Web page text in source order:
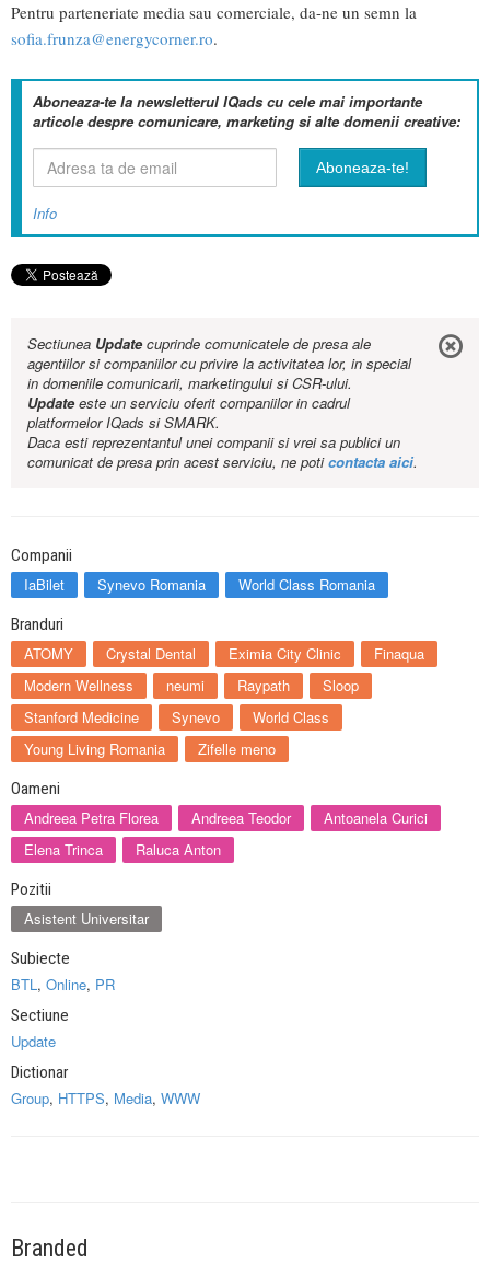
Pentru parteneriate media sau comerciale, da-ne un semn la
sofia.frunza@energycorner.ro.
Aboneaza-te la newsletterul IQads cu cele mai importante
articole despre comunicare, marketing si alte domenii creative:
Info
Sectiunea Updatecuprinde comunicatele de presa ale
agentiilor si companiilor cu privire la activitatea lor, in special
in domeniile comunicarii, marketingului si CSR-ului.
Updateeste un serviciu oferit companiilor in cadrul
platformelor IQads si SMARK.
Daca esti reprezentantul unei companii si vrei sa publici un
comunicat de presa prin acest serviciu, ne poticontacta aici.
Companii
IaBilet Synevo Romania World Class Romania
Branduri
ATOMY Crystal Dental Eximia City Clinic
Finaqua
Modern Wellness
neumi Raypath
Sloop
Stanford Medicine
Synevo
World Class
Young Living Romania
Zifelle meno
Oameni
Andreea Petra Florea Andreea Teodor
Antoanela Curici
Elena Trinca
Raluca Anton
Pozitii
Asistent Universitar
Subiecte
BTL, Online, PR
Sectiune
Update
Dictionar
Group, HTTPS, Media, WWW
Branded